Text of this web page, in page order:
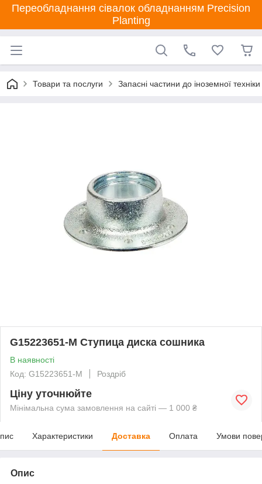
Переобладнання сівалок обладнанням Precision
Planting
Товари та послуги Запасні частини до іноземної техніки
G15223651-M Cтупица диска сошника
В наявності
Код: G15223651-M
Роздріб
Ціну уточнюйте
Мінімальна сума замовлення на сайті — 1 000 ₴
Характеристики Доставка Оплата Умови
Опис